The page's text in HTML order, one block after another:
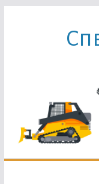
содержимому